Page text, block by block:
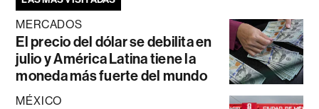
MERCADOS
El precio del dólar se debilita en
julio y América Latina tiene la
moneda más fuerte del mundo
MÉXICO